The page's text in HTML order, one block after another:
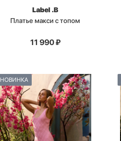
Label .B
Платье макси с топом
11 990₽
НОВИНКА